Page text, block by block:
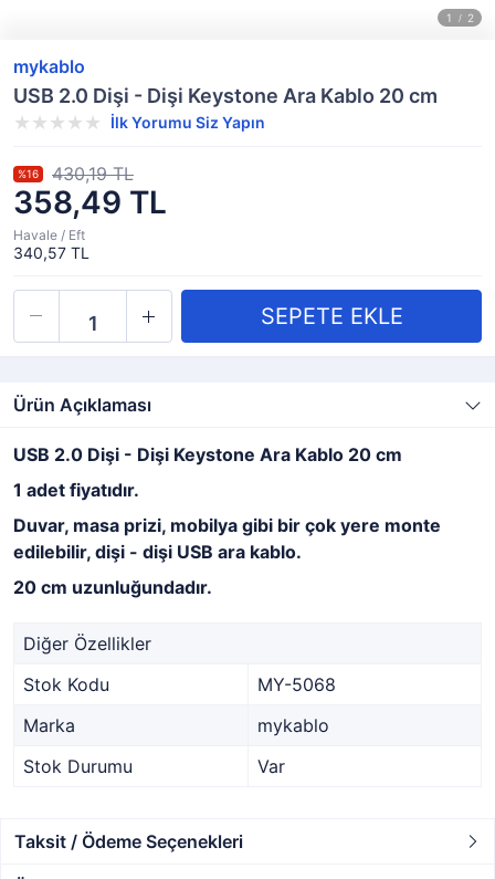
mykablo
USB 2.0 Dişi - Dişi Keystone Ara Kablo 20 cm
İlk Yorumu Siz Yapın
358,49 TL
%16 430,19 TL
Havale / Eft
340,57 TL
Ürün Açıklaması
USB 2.0 Dişi - Dişi Keystone Ara Kablo 20 cm
1 adet fiyatıdır.
Duvar, masa prizi, mobilya gibi bir çok yere monte
edilebilir, dişi - dişi USB ara kablo.
20 cm uzunluğundadır.
Diğer Özellikler
Stok Kodu
MY-5068
Marka
mykablo
Stok Durumu
Var
Taksit / Ödeme Seçenekleri